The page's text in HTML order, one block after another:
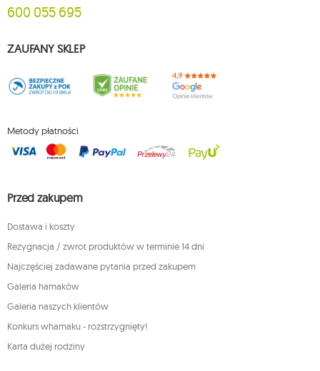
600 055 695
ZAUFANY SKLEP
Metody płatności
Przed zakupem
Dostawa i koszty
Rezygnacja / zwrot produktów w terminie 14 dni
Najczęściej zadawane pytania przed zakupem
Galeria hamaków
Galeria naszych klientów
Konkurs whamaku - rozstrzygnięty!
Karta dużej rodziny